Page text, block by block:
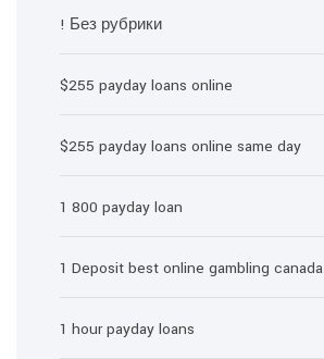
! Без рубрики
$255 payday loans online
$255 payday loans online same day
1 800 payday loan
1 Deposit best online gambling canada
1 hour payday loans